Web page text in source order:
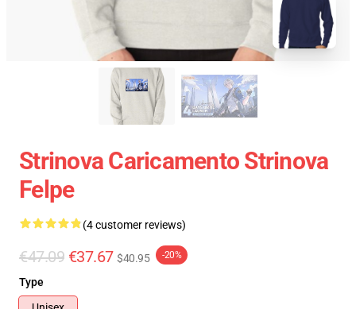
Strinova Caricamento Strinova
Felpe
(4 customer reviews)
€47.09 €37.67 $40.95 -20%
Type